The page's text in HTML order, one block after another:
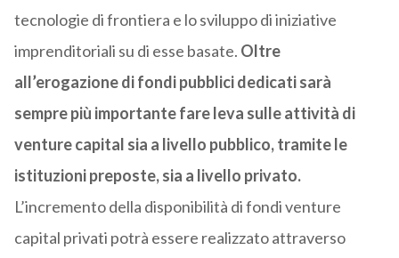
tecnologie di frontiera e lo sviluppo di iniziative
imprenditoriali su di esse basate. Oltre
all’erogazione di fondi pubblici dedicati sarà
sempre più importante fare leva sulle attività di
venture capital sia a livello pubblico, tramite le
istituzioni preposte, sia a livello privato.
L’incremento della disponibilità di fondi venture
capital privati potrà essere realizzato attraverso